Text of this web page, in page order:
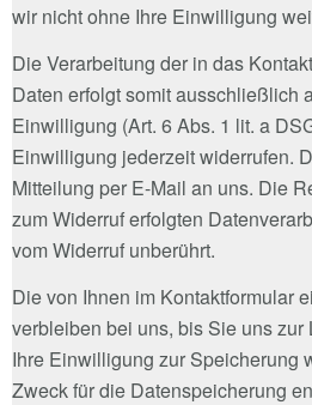
wir nicht ohne Ihre Einwilligung
Die Verarbeitung der in das
Daten erfolgt somit ausschließlich
Einwilligung (Art. 6 Abs. 1 lit. a
Einwilligung jederzeit widerrufen.
Mitteilung per E-Mail an uns. Die
zum Widerruf erfolgten
vom Widerruf unberührt.
Die von Ihnen im Kontaktformular
verbleiben bei uns, bis Sie uns zur
Ihre Einwilligung zur Speicherung
Zweck für die Datenspeicherung